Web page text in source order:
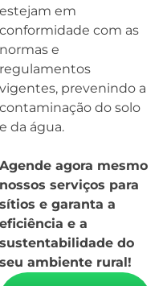
estejam em
conformidade com as
normas e
regulamentos
vigentes, prevenindo a
contaminação do solo
e da água.
Agende agora mesmo
nossos serviços para
sítios e garanta a
eficiência e a
sustentabilidade do
seu ambiente rural!